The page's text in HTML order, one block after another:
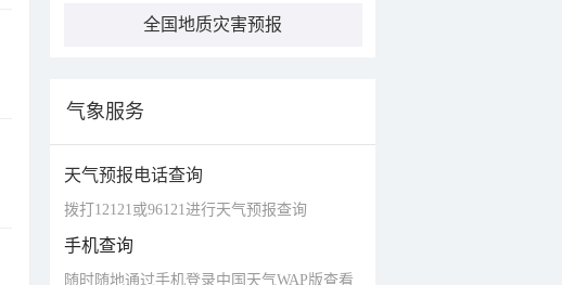
全国地质灾害预报
气象服务
天气预报电话查询
拨打12121或96121进行天气预报查询
手机查询
随时随地通过手机登录中国天气WAP版查看